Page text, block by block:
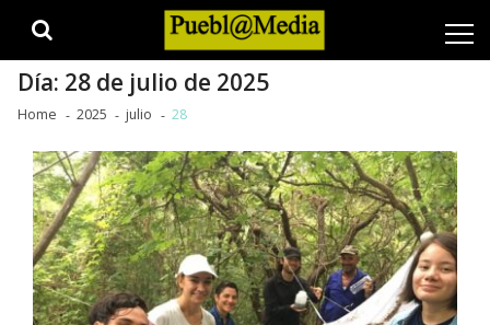
Día: 28 de julio de 2025
Home 2025 julio 28